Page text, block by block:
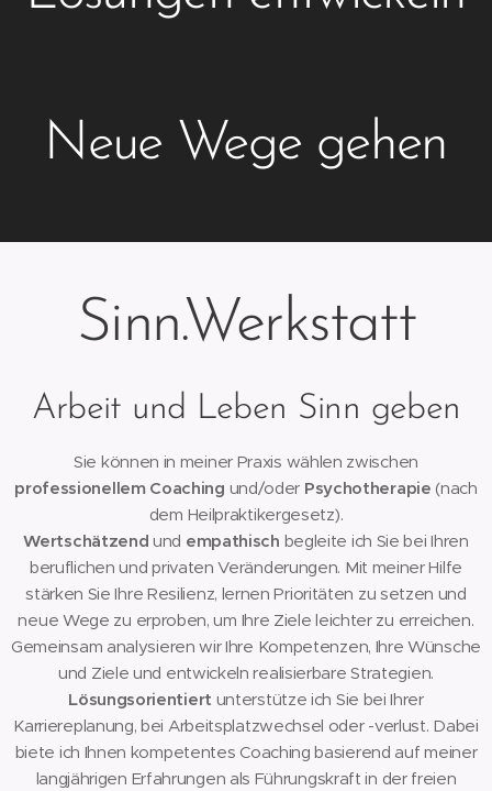
Neue Wege gehen
Sinn.Werkstatt
Arbeit und Leben Sinn geben
Sie können in meiner Praxis wählen zwischen
professionellem Coaching und/oder Psychotherapie (nach
dem Heilpraktikergesetz).
Wertschätzend und empathisch begleite ich Sie bei Ihren
beruflichen und privaten Veränderungen. Mit meiner Hilfe
stärken Sie Ihre Resilienz, lernen Prioritäten zu setzen und
neue Wege zu erproben, um Ihre Ziele leichter zu erreichen.
Gemeinsam analysieren wir Ihre Kompetenzen, Ihre Wünsche
und Ziele und entwickeln realisierbare Strategien.
Lösungsorientiert unterstütze ich Sie bei Ihrer
Karriereplanung, bei Arbeitsplatzwechsel oder -verlust. Dabei
biete ich Ihnen kompetentes Coaching basierend auf meiner
langjährigen Erfahrungen als Führungskraft in der freien